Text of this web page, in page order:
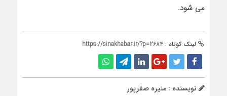
می شود.
لینک کوتاه : https://sinakhabar.ir/?p=2684
نویسنده : منیره صفرپور